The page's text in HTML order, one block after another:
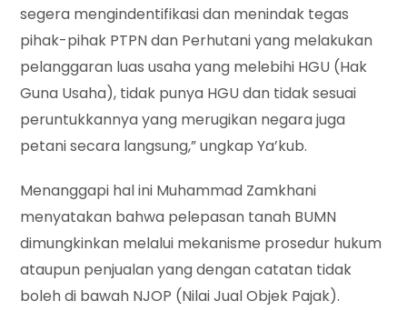
segera mengindentifikasi dan menindak tegas
pihak-pihak PTPN dan Perhutani yang melakukan
pelanggaran luas usaha yang melebihi HGU (Hak
Guna Usaha), tidak punya HGU dan tidak sesuai
peruntukkannya yang merugikan negara juga
petani secara langsung,” ungkap Ya’kub.
Menanggapi hal ini Muhammad Zamkhani
menyatakan bahwa pelepasan tanah BUMN
dimungkinkan melalui mekanisme prosedur hukum
ataupun penjualan yang dengan catatan tidak
boleh di bawah NJOP (Nilai Jual Objek Pajak).